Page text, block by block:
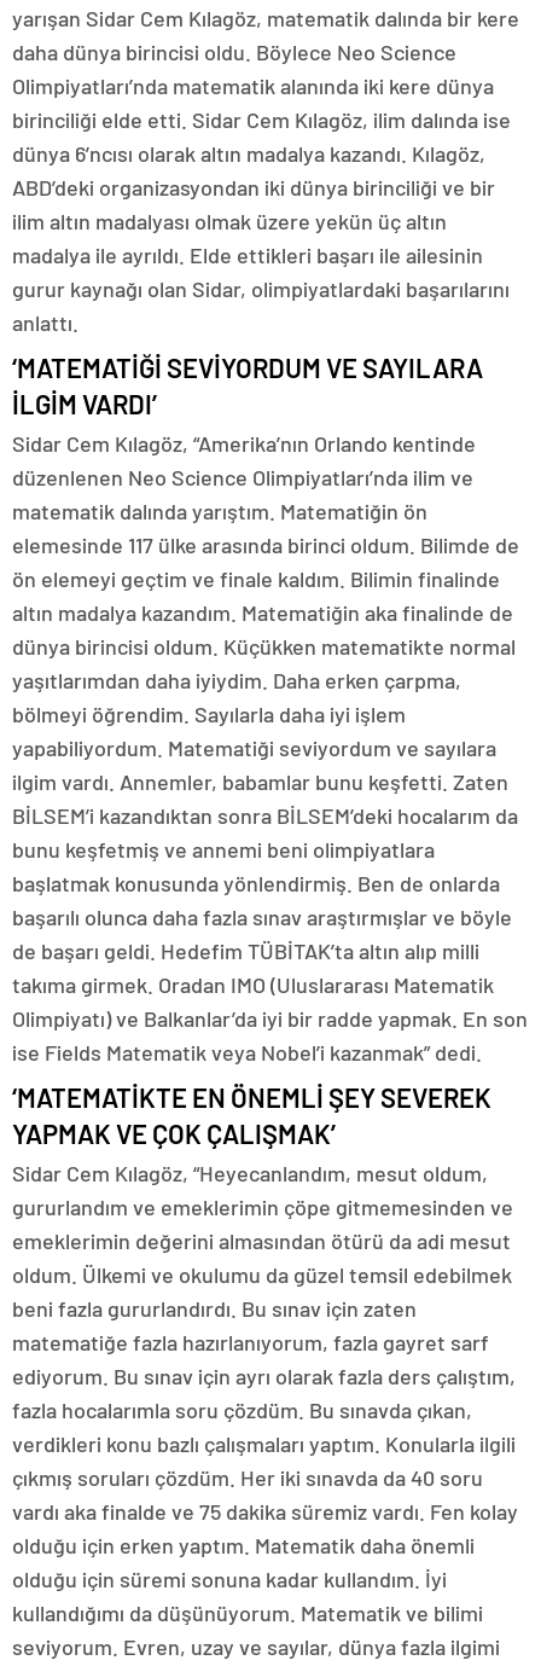
yarışan Sidar Cem Kılagöz, matematik dalında bir kere
daha dünya birincisi oldu. Böylece Neo Science
Olimpiyatları’nda matematik alanında iki kere dünya
birinciliği elde etti. Sidar Cem Kılagöz, ilim dalında ise
dünya 6’ncısı olarak altın madalya kazandı. Kılagöz,
ABD’deki organizasyondan iki dünya birinciliği ve bir
ilim altın madalyası olmak üzere yekün üç altın
madalya ile ayrıldı. Elde ettikleri başarı ile ailesinin
gurur kaynağı olan Sidar, olimpiyatlardaki başarılarını
anlattı.
‘MATEMATİĞİ SEVİYORDUM VE SAYILARA
İLGİM VARDI’
Sidar Cem Kılagöz, “Amerika’nın Orlando kentinde
düzenlenen Neo Science Olimpiyatları’nda ilim ve
matematik dalında yarıştım. Matematiğin ön
elemesinde 117 ülke arasında birinci oldum. Bilimde de
ön elemeyi geçtim ve finale kaldım. Bilimin finalinde
altın madalya kazandım. Matematiğin aka finalinde de
dünya birincisi oldum. Küçükken matematikte normal
yaşıtlarımdan daha iyiydim. Daha erken çarpma,
bölmeyi öğrendim. Sayılarla daha iyi işlem
yapabiliyordum. Matematiği seviyordum ve sayılara
ilgim vardı. Annemler, babamlar bunu keşfetti. Zaten
BİLSEM’i kazandıktan sonra BİLSEM’deki hocalarım da
bunu keşfetmiş ve annemi beni olimpiyatlara
başlatmak konusunda yönlendirmiş. Ben de onlarda
başarılı olunca daha fazla sınav araştırmışlar ve böyle
de başarı geldi. Hedefim TÜBİTAK’ta altın alıp milli
takıma girmek. Oradan IMO (Uluslararası Matematik
Olimpiyatı) ve Balkanlar’da iyi bir radde yapmak. En son
ise Fields Matematik veya Nobel’i kazanmak” dedi.
‘MATEMATİKTE EN ÖNEMLİ ŞEY SEVEREK
YAPMAK VE ÇOK ÇALIŞMAK’
Sidar Cem Kılagöz, “Heyecanlandım, mesut oldum,
gururlandım ve emeklerimin çöpe gitmemesinden ve
emeklerimin değerini almasından ötürü da adi mesut
oldum. Ülkemi ve okulumu da güzel temsil edebilmek
beni fazla gururlandırdı. Bu sınav için zaten
matematiğe fazla hazırlanıyorum, fazla gayret sarf
ediyorum. Bu sınav için ayrı olarak fazla ders çalıştım,
fazla hocalarımla soru çözdüm. Bu sınavda çıkan,
verdikleri konu bazlı çalışmaları yaptım. Konularla ilgili
çıkmış soruları çözdüm. Her iki sınavda da 40 soru
vardı aka finalde ve 75 dakika süremiz vardı. Fen kolay
olduğu için erken yaptım. Matematik daha önemli
olduğu için süremi sonuna kadar kullandım. İyi
kullandığımı da düşünüyorum. Matematik ve bilimi
seviyorum. Evren, uzay ve sayılar, dünya fazla ilgimi